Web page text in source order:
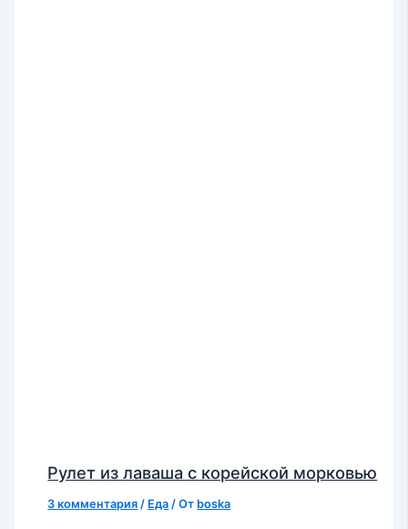
Рулет из лаваша с корейской морковью
3 комментария / Еда / От boska